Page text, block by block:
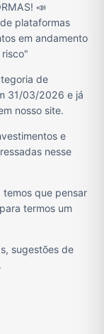
📣
plataformas
em andamento
de
31/03/2026 e já
nosso site.
e
nesse
temos que pensar
termos um
sugestões de